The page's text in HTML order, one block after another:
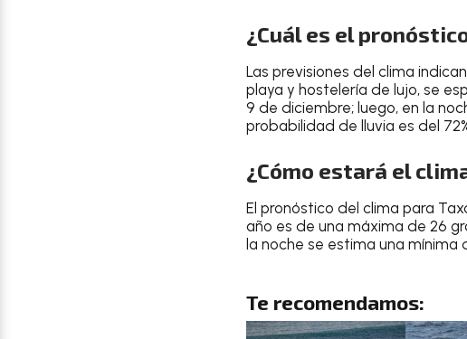
¿Cuál es el
Las previsiones del clima
playa y hostelería de lujo, se
9 de diciembre; luego, en la
probabilidad de lluvia es del
¿Cómo estará el
El pronóstico del clima para
año es de una máxima de 26
la noche se estima una mínima
Te recomendamos: